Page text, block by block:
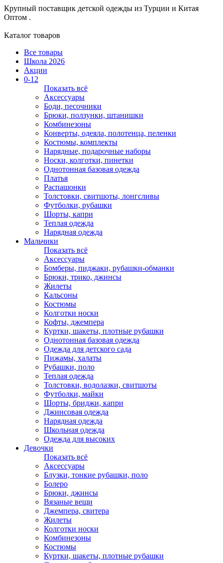
Крупный поставщик детской одежды из Турции и Китая
Оптом .
Каталог товаров
Все товары
Школа 2026
Акции
0-12
Показать всё
Аксессуары
Боди, песочники
Брюки, ползунки, штанишки
Комбинезоны
Конверты, одеяла, полотенца, пеленки
Костюмы, комплекты
Нарядные, подарочные наборы
Носки, колготки, пинетки
Однотонная базовая одежда
Платья
Распашонки
Толстовки, свитшоты, лонгсливы
Футболки, рубашки
Шорты, капри
Теплая одежда
Нарядная одежда
Мальчики
Показать всё
Аксессуары
Бомберы, пиджаки, рубашки-обманки
Брюки, трико, джинсы
Жилеты
Кальсоны
Костюмы
Колготки носки
Кофты, джемпера
Куртки, шакеты, плотные рубашки
Однотонная базовая одежда
Одежда для детского сада
Пижамы, халаты
Рубашки, поло
Теплая одежда
Толстовки, водолазки, свитшоты
Футболки, майки
Шорты, бриджи, капри
Джинсовая одежда
Нарядная одежда
Школьная одежда
Одежда для высоких
Девочки
Показать всё
Аксессуары
Блузки, тонкие рубашки, поло
Болеро
Брюки, джинсы
Вязаные вещи
Джемпера, свитера
Жилеты
Колготки носки
Комбинезоны
Костюмы
Куртки, шакеты, плотные рубашки